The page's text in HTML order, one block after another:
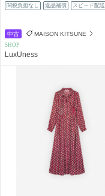
関税負担なし 返品補償 スピード配送
中古 MAISON KITSUNE
SHOP
LuxUness